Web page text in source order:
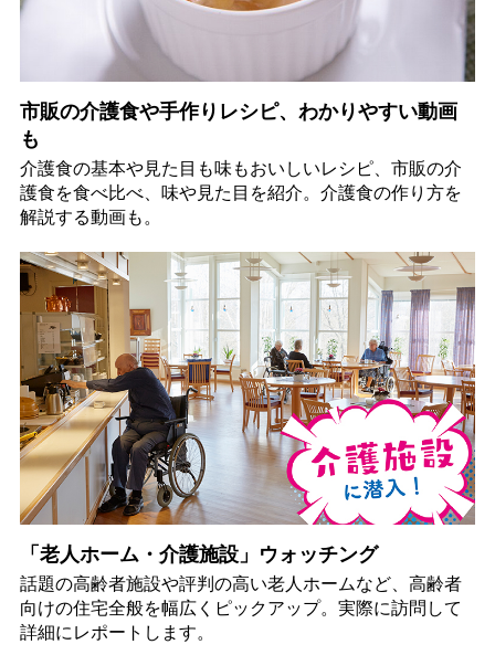
市販の介護食や手作りレシピ、わかりやすい動画
も
介護食の基本や見た目も味もおいしいレシピ、市販の介
護食を食べ比べ、味や見た目を紹介。介護食の作り方を
解説する動画も。
「老人ホーム・介護施設」ウォッチング
話題の高齢者施設や評判の高い老人ホームなど、高齢者
向けの住宅全般を幅広くピックアップ。実際に訪問して
詳細にレポートします。